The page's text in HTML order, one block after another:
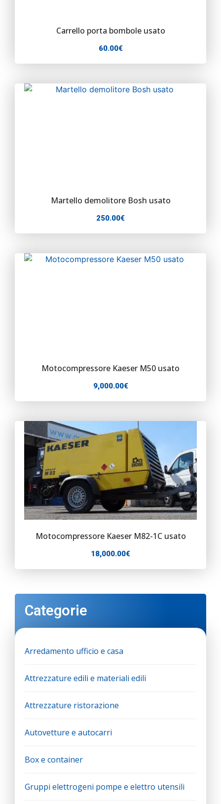
Categorie
Arredamento ufficio e casa
Attrezzature edili e materiali edili
Attrezzature ristorazione
Autovetture e autocarri
Box e container
Gruppi elettrogeni pompe e elettro utensili
Carrello porta bombole usato
60.00€
Martello demolitore Bosh usato
250.00€
Motocompressore Kaeser M50 usato
9,000.00€
Motocompressore Kaeser M82-1C usato
18,000.00€